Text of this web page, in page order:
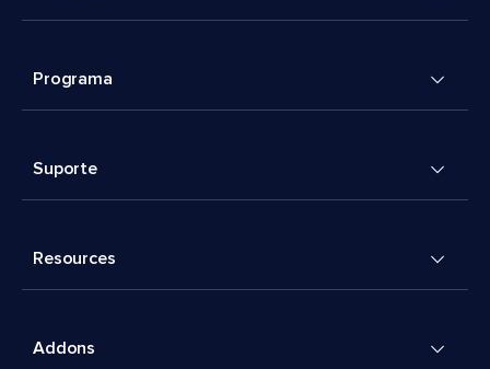
Programa
Suporte
Resources
Addons